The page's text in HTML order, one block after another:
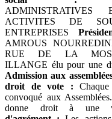
ADMINISTRATIVES
ACTIVITES DE
ENTREPRISES
AMROUS
RUE DE LA
ILLANGE élu pour une
Admission aux
droit de vote :
convoqué aux
donne droit à une